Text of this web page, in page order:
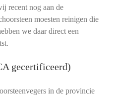
recent nog aan de
moesten reinigen die
we daar direct een
gecertificeerd)
in de provincie